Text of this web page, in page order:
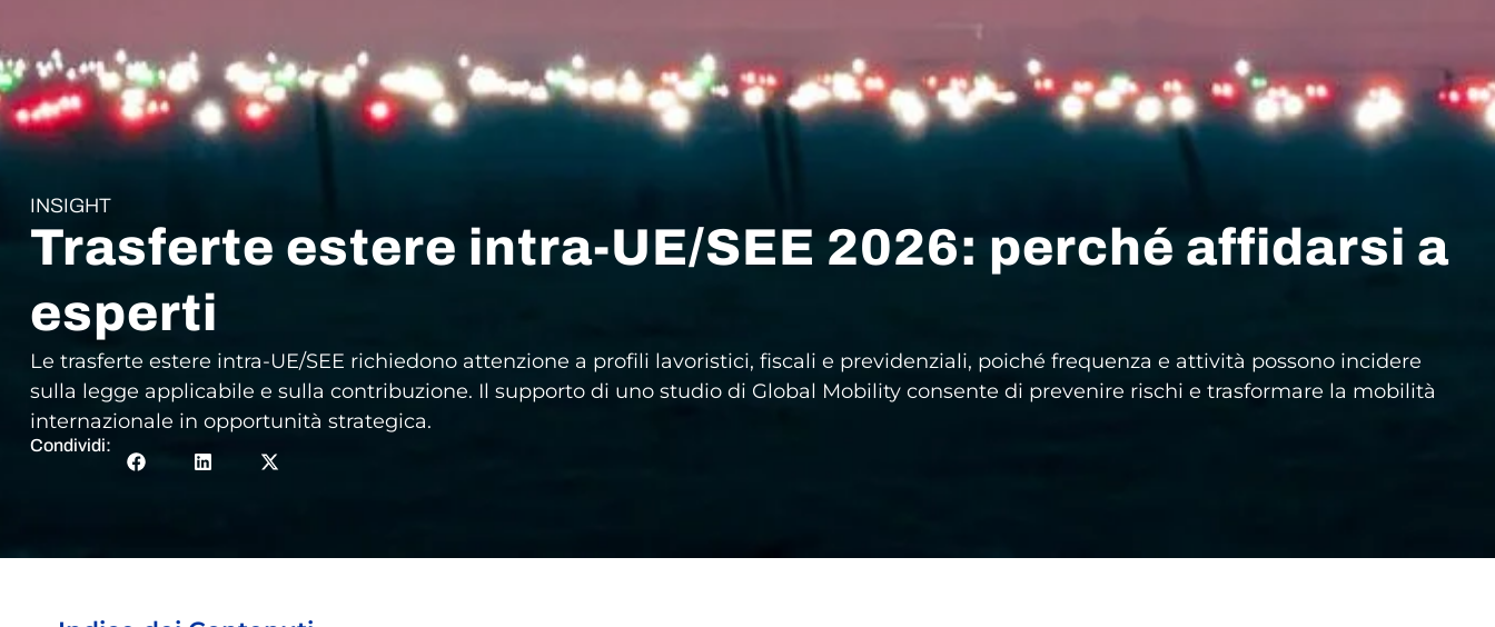
INSIGHT
Trasferte estere intra-UE/SEE 2026: perché affidarsi a
esperti
Le trasferte estere intra-UE/SEE richiedono attenzione a profili lavoristici, fiscali e previdenziali, poiché frequenza e attività possono incidere
sulla legge applicabile e sulla contribuzione. Il supporto di uno studio di Global Mobility consente di prevenire rischi e trasformare la mobilità
internazionale in opportunità strategica.
Condividi: